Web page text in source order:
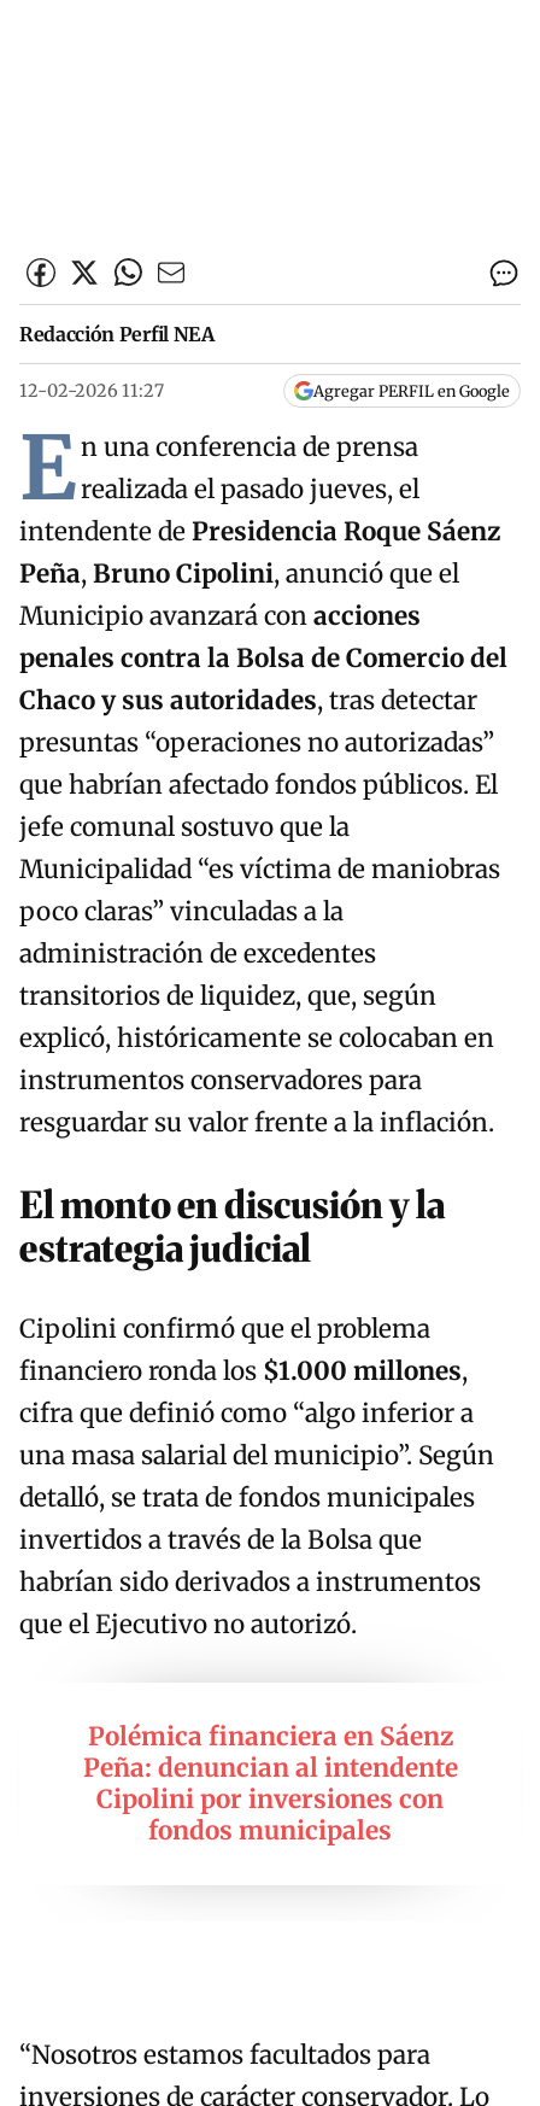
Redacción Perfil NEA
12-02-2026 11:27 Agregar PERFIL en Google
En una conferencia de prensa
realizada el pasado jueves, el
intendente dePresidencia Roque Sáenz
Peña,Bruno Cipolini, anunció que el
Municipio avanzará conacciones
penales contra la Bolsa de Comercio del
Chaco y sus autoridades, tras detectar
presuntas “operaciones no autorizadas”
que habrían afectado fondos públicos. El
jefe comunal sostuvo que la
Municipalidad “es víctima de maniobras
poco claras” vinculadas a la
administración de excedentes
transitorios de liquidez, que, según
explicó, históricamente se colocaban en
instrumentos conservadores para
resguardar su valor frente a la inflación.
El monto en discusión y la
estrategia judicial
Cipolini confirmó que el problema
financiero ronda los $1.000 millones,
cifra que definió como “algo inferior a
una masa salarial del municipio”. Según
detalló, se trata de fondos municipales
invertidos a través de la Bolsa que
habrían sido derivados a instrumentos
que el Ejecutivo no autorizó.
Polémica financiera en Sáenz
Peña: denuncian al intendente
Cipolini por inversiones con
fondos municipales
“Nosotros estamos facultados para
inversiones de carácter conservador. Lo